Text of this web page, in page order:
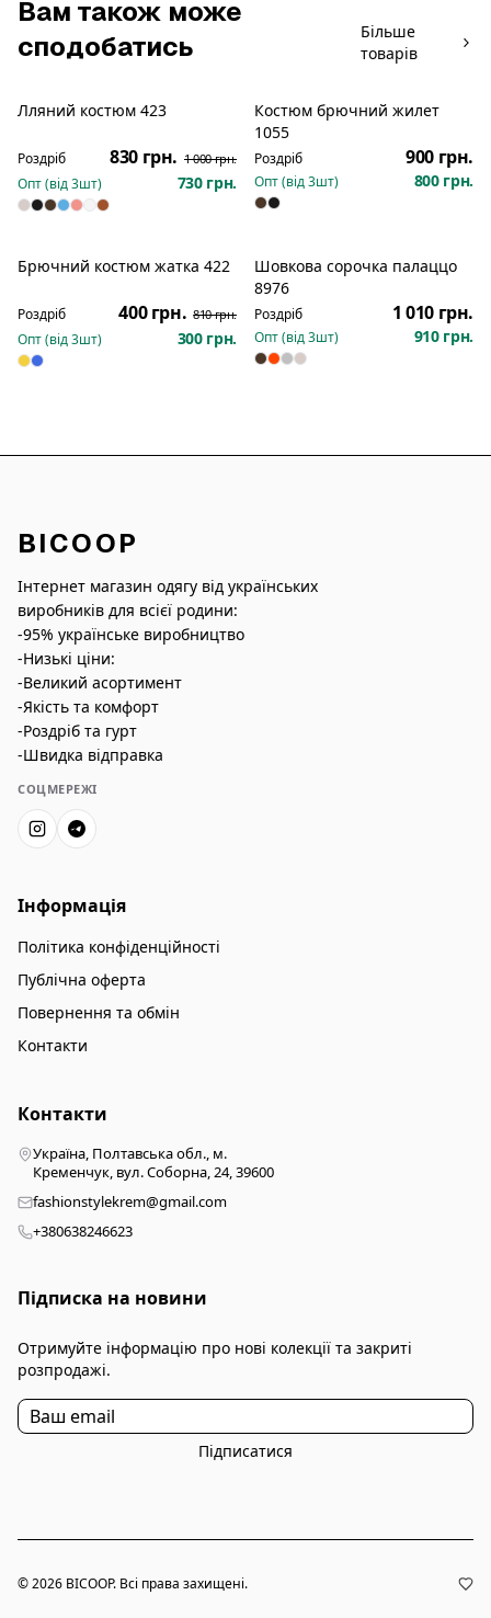
Вам також може
сподобатись
Більше
товарів
Лляний костюм 423
Роздріб 830 грн. 1 000 грн.
Опт (від3шт) 730 грн.
Новинка
Костюм брючний жилет
1055
Роздріб 900 грн.
Опт (від3шт) 800 грн.
Брючний костюм жатка 422
Роздріб 400 грн. 810 грн.
Опт (від3шт) 300 грн.
Новинка
Шовкова сорочка палаццо
8976
Роздріб 1 010 грн.
Опт (від3шт) 910 грн.
BICOOP
Інтернет магазин одягу від українських
виробників для всієї родини:
-95% українське виробництво
-Низькі ціни:
-Великий асортимент
-Якість та комфорт
-Роздріб та гурт
-Швидка відправка
СОЦМЕРЕЖІ
Інформація
Політика конфіденційності
Публічна оферта
Повернення та обмін
Контакти
Контакти
Україна, Полтавська обл., м.
Кременчук, вул. Соборна, 24, 39600
fashionstylekrem@gmail.com
+380638246623
Підписка на новини
Отримуйте інформацію про нові колекції та закриті
розпродажі.
Підписатися
© 2026 BICOOP. Всі права захищені.